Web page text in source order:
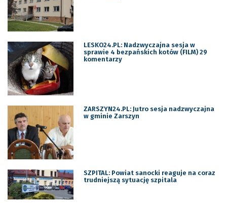
LESKO24.PL: Nadzwyczajna sesja w
sprawie 4 bezpańskich kotów (FILM) 29
komentarzy
ZARSZYN24.PL: Jutro sesja nadzwyczajna
w gminie Zarszyn
SZPITAL: Powiat sanocki reaguje na coraz
trudniejszą sytuację szpitala